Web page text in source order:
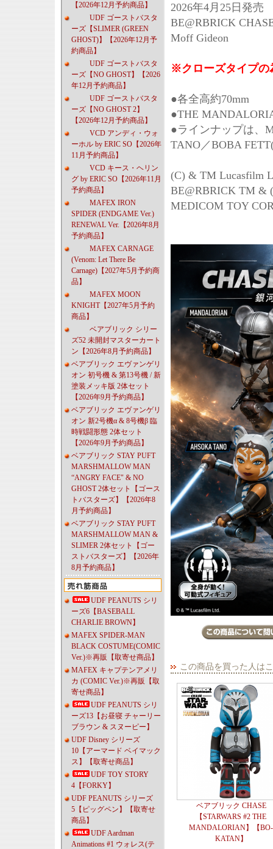
【2026年12月予約商品】
UDF ゴーストバスタ
ーズ【SLIMER (GREEN
GHOST)】【2026年12月予
約商品】
UDF ゴーストバスタ
ーズ【NO GHOST】【2026
年12月予約商品】
UDF ゴーストバスタ
ーズ【NO GHOST 2】
【2026年12月予約商品】
VCD アンディ・ウォ
ーホル by ERIC SO【2026年
11月予約商品】
VCD キース・ヘリン
グ by ERIC SO【2026年11月
予約商品】
MAFEX IRON
SPIDER (ENDGAME Ver.)
RENEWAL Ver.【2026年8月
予約商品】
MAFEX CARNAGE
(Venom: Let There Be
Carnage)【2027年5月予約商
品】
MAFEX MOON
KNIGHT【2027年5月予約
商品】
ベアブリック シリー
ズ52 未開封マスターカート
ン【2026年8月予約商品】
ベアブリック エヴァンゲリ
オン 初号機 & 第13号機 / 新
塗装メッキ版 2体セット
【2026年9月予約商品】
ベアブリック エヴァンゲリ
オン 新2号機α & 8号機β 臨
時戦闘形態 2体セット
【2026年9月予約商品】
ベアブリック STAY PUFT
MARSHMALLOW MAN
“ANGRY FACE" & NO
GHOST 2体セット【ゴース
トバスターズ】【2026年8
月予約商品】
ベアブリック STAY PUFT
MARSHMALLOW MAN &
SLIMER 2体セット【ゴー
ストバスターズ】【2026年
8月予約商品】
UDF PEANUTS シリ
ーズ6【BASEBALL
CHARLIE BROWN】
MAFEX SPIDER-MAN
BLACK COSTUME(COMIC
Ver.)※再販【取寄せ商品】
MAFEX キャプテンアメリ
カ (COMIC Ver.)※再販【取
寄せ商品】
UDF PEANUTS シリ
ーズ13【お昼寝 チャーリー
ブラウン & スヌーピー】
UDF Disney シリーズ
10【アーマード ベイマック
ス】【取寄せ商品】
UDF TOY STORY
4【FORKY】
UDF PEANUTS シリーズ
5【ピッグペン】【取寄せ
商品】
UDF Aardman
Animations #1 ウォレス(テ
2026年4月25日発売
BE@RBRICK
Moff Gideon
※クローズタイプの
●各全高約70mm
●THE
●ラインナップは、
TANO／BOBA
(C) & TM Lucasfilm
BE@RBRICK TM &
MEDICOM TOY
この商品を買った人は
ベアブリック CHASE
【STARWARS #2 THE
MANDALORIAN】【BO-
KATAN】